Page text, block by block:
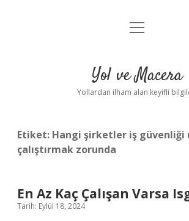
Anasayfa
Yasal Uyarı
menüyü
Yol ve Macera
Yollardan ilham alan keyifli
Etiket: Hangi şirketler iş güvenliği
çalıştırmak zorunda
En Az Kaç Çalışan Varsa
Tarih: Eylül 18, 2024